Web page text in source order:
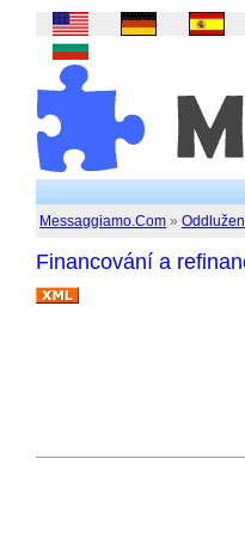
Messaggiamo.Com »
Financování a